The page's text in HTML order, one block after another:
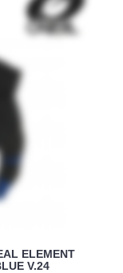
ELEMENT
V.24